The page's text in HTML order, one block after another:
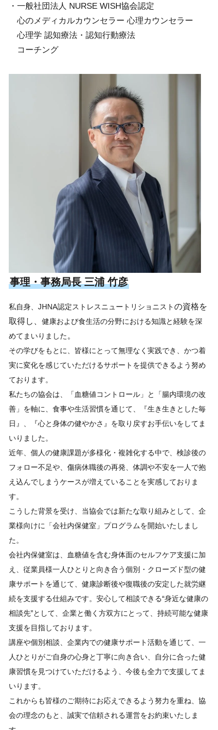
・一般社団法人 NURSE WISH協会認定
心のメディカルカウンセラー 心理カウンセラー
心理学 認知療法・認知行動療法
コーチング
事理・事務局長 三浦 竹彦
私自身、JHNA認定ストレスニュートリショニストの資格を
取得し、 健康および食生活の分野における知識と経験を深
めてまいりました 。
その学びをもとに、皆様にとって無理なく実践でき、かつ着
実に変化を感じていただけるサポートを提供できるよう努め
ております。
私たちの協会は、「血糖値コントロール」と「腸内環境の改
善」を軸に、食事や生活習慣を通じて、『生き生きとした毎
日』、『心と身体の健やかさ』を取り戻すお手伝いをしてま
いりました。
近年、個人の健康課題が多様化・複雑化する中で、検診後の
フォロー不足や、傷病休職後の再発、体調や不安を一人で抱
え込んでしまうケースが増えていることを実感しておりま
す。
こうした背景を受け、当協会では新たな取り組みとして、企
業様向けに「会社内保健室」プログラムを開始いたしまし
た。
会社内保健室は、血糖値を含む身体面のセルフケア支援に加
え、従業員様一人ひとりと向き合う個別・クローズド型の健
康サポートを通じて、健康診断後や復職後の安定した就労継
続を支援する仕組みです。安心して相談できる“身近な健康の
相談先”として、企業と働く方双方にとって、持続可能な健康
支援を目指しております。
講座や個別相談、企業内での健康サポート活動を通じて、一
人ひとりがご自身の心身と丁寧に向き合い、自分に合った健
康習慣を見つけていただけるよう、今後も全力で支援してま
いります。
これからも皆様のご期待にお応えできるよう努力を重ね、協
会の理念のもと、誠実で信頼される運営をお約束いたしま